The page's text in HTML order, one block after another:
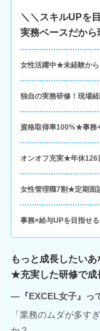
＼＼スキルUPを
実務ベースだから
女性活躍中★未経験から
独自の実務研修！現場
資格取得率100%★事務
オンオフ充実★年休126
女性管理職7割★定期面
事務×給与UPを目指せ
もっと成長したい
★充実した研修で成
―『EXCEL女子』っ
「業務のムダが多す